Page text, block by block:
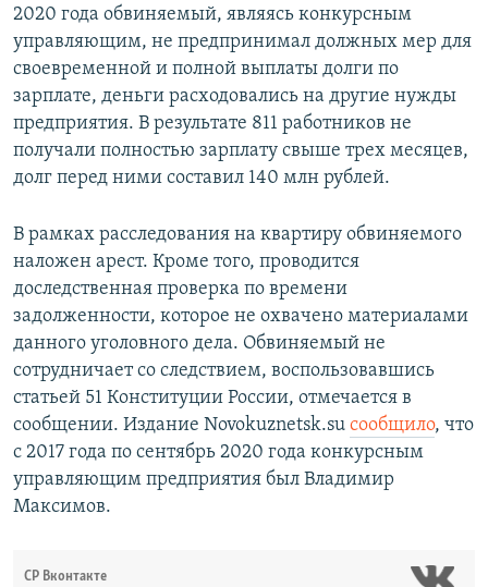
2020 года обвиняемый, являясь конкурсным
управляющим, не предпринимал должных мер для
своевременной и полной выплаты долги по
зарплате, деньги расходовались на другие нужды
предприятия. В результате 811 работников не
получали полностью зарплату свыше трех месяцев,
долг перед ними составил 140 млн рублей.
В рамках расследования на квартиру обвиняемого
наложен арест. Кроме того, проводится
доследственная проверка по времени
задолженности, которое не охвачено материалами
данного уголовного дела. Обвиняемый не
сотрудничает со следствием, воспользовавшись
статьей 51 Конституции России, отмечается в
сообщении. Издание Novokuznetsk.su сообщило, что
с 2017 года по сентябрь 2020 года конкурсным
управляющим предприятия был Владимир
Максимов.
СР Вконтакте